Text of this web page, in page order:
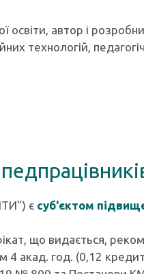
освіти, автор і
технологій,
є суб'єктом
що видається,
4 акад. год. (0,12